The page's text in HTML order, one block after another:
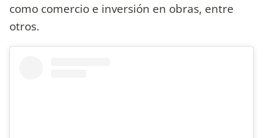
como comercio e inversión en obras, entre
otros.